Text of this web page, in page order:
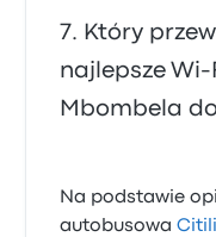
Który
najlepsze
Mbombela
Na podstawie
autobusowa